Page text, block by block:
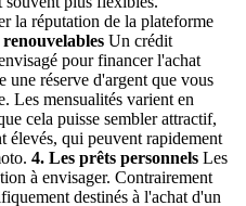
la réputation de la plateforme
Un crédit
pour financer l'achat
réserve d'argent que vous
Les mensualités varient en
cela puisse sembler attractif,
élevés, qui peuvent rapidement
4. Les prêts personnels Les
à envisager. Contrairement
destinés à l'achat d'un